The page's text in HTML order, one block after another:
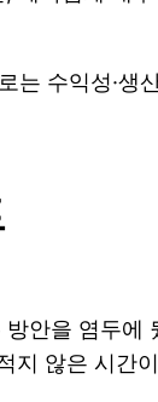
수익성·생
안을 염두에
지 않은 시간